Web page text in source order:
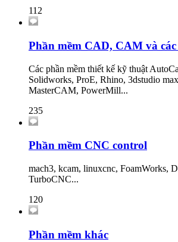
112
Phần mềm CAD, CAM và
Các phần mềm thiết kế kỹ thuật
Solidworks, ProE, Rhino, 3dstudio
MasterCAM, PowerMill...
235
Phần mềm CNC control
mach3, kcam, linuxcnc, FoamWorks,
TurboCNC...
120
Phần mềm khác